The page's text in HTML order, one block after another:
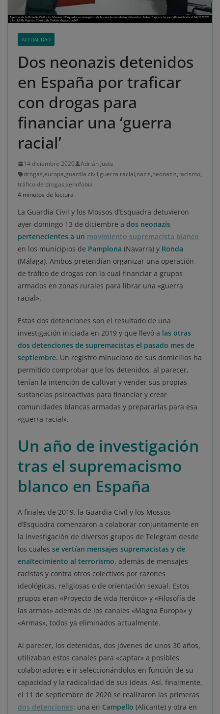
ACTUALIDAD
Dos neonazis detenidos
en España por traficar
con drogas para
financiar una ‘guerra
racial’
14 diciembre 2020
Adrián Juste
drogas,europa,guardia civil,guerra racial,nazis,neonazis,racismo,
tráfico de drogas,xenofobia
4 minutos de lectura
La Guardia Civil y los Mossos d’Esquadra detuvieron
ayer domingo 13 de diciembre a dos neonazis
pertenecientes a un movimiento supremacista blanco
en los municipios de Pamplona (Navarra) y Ronda
(Málaga). Ambos pretendían organizar una operación
de tráfico de drogas con la cual financiar a grupos
armados en zonas rurales para librar una «guerra
racial».
Estas dos detenciones son el resultado de una
investigación iniciada en 2019 y que llevó a las otras
dos detenciones de supremacistas el pasado mes de
septiembre. Un registro minucioso de sus domicilios ha
permitido comprobar que los detenidos, al parecer,
tenían la intención de cultivar y vender sus propias
sustancias psicoactivas para financiar y crear
comunidades blancas armadas y prepararlas para esa
«guerra racial».
Un año de investigación
tras el supremacismo
blanco en España
A finales de 2019, la Guardia Civil y los Mossos
d’Esquadra comenzaron a colaborar conjuntamente en
la investigación de diversos grupos de Telegram desde
los cuales se vertían mensajes supremacistas y de
enaltecimiento al terrorismo, además de mensajes
racistas y contra otros colectivos por razones
ideológicas, religiosas o de orientación sexual. Estos
grupos eran «Proyecto de vida heróico» y «Filosofía de
las armas» además de los canales «Magna Europa» y
«Armas», todos ya eliminados actualmente.
Al parecer, los detenidos, dos jóvenes de unos 30 años,
utilizaban estos canales para «captar» a posibles
colaboradores e ir seleccionándolos en función de su
capacidad y la radicalidad de sus ideas. Así, finalmente,
el 11 de septiembre de 2020 se realizaron las primeras
dos detenciones: una en Campello (Alicante) y otra en